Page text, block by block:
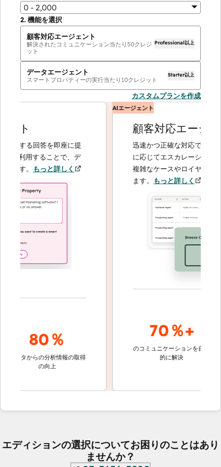
0 - 2,000
2. 機能を選択
顧客対応エージェント
解決されたコミュニケーション当たり 50クレジ
ット
Professional以上
データエージェント
スマートプロパティーの実行当たり 10クレジット
Starter以上
カスタムプランを作成
する回答を即座に提
利用することで、デ
もっと詳しく
80％
タからの分析情報の取得
の向上
AIエージェント
顧客対応エージェン
迅速かつ正確な対応で問い合わ
に応じてエスカレーションする
複雑なケースやロイヤルティー
ます。もっと詳しく
70％+
のコミュニケーションを自動
的に解決
顧客対
エディションの選択についてお困りのことはあり
ませんか？